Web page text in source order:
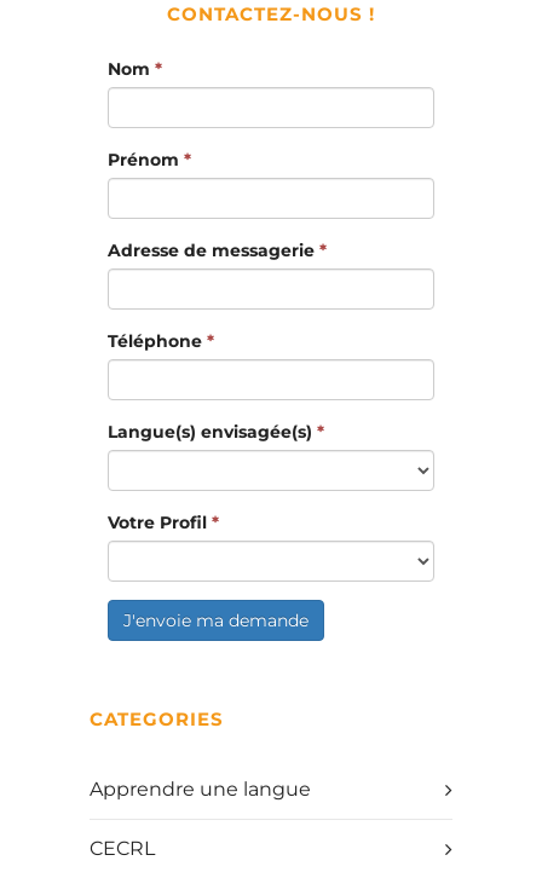
CONTACTEZ-NOUS !
Nom *
Prénom *
Adresse de messagerie *
Téléphone *
Langue(s) envisagée(s) *
Votre Profil *
J'envoie ma demande
CATEGORIES
Apprendre une langue
CECRL